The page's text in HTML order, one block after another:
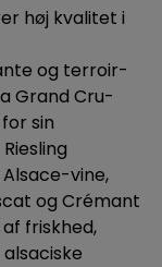
høj kvalitet i
og terroir-
Grand Cru-
sin
vine,
og Crémant
friskhed,